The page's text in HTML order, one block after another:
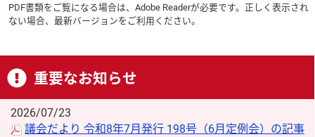
PDF書類をご覧になる場合は、Adobe Readerが必要です。正しく表示され
ない場合、最新バージョンをご利用ください。
重要なお知らせ
2026/07/23
議会だより 令和8年7月発行 198号（6月定例会）の記事